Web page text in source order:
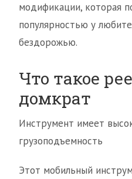
модификации, которая
популярностью у
бездорожью.
Что такое
домкрат
Инструмент имеет
грузоподъемность
Этот мобильный